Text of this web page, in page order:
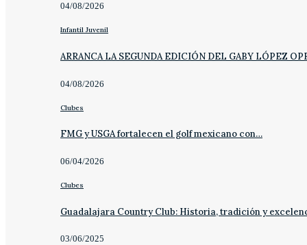
04/08/2026
Infantil Juvenil
ARRANCA LA SEGUNDA EDICIÓN DEL GABY LÓPEZ
04/08/2026
Clubes
FMG y USGA fortalecen el golf mexicano con…
06/04/2026
Clubes
Guadalajara Country Club: Historia, tradición y
03/06/2025